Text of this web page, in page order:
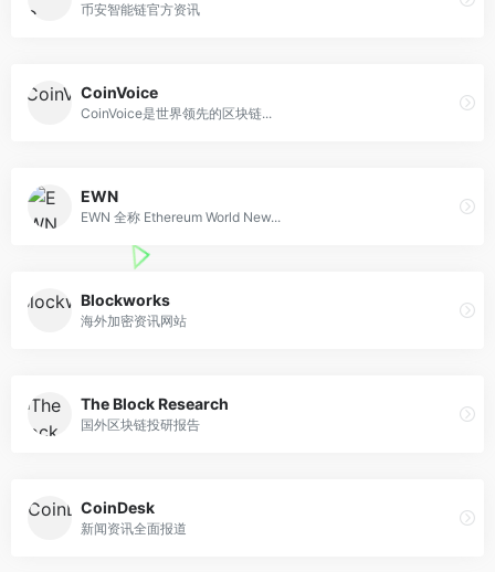
币安智能链官方资讯
CoinVoice
CoinVoice是世界领先的区块链...
EWN
EWN 全称 Ethereum World New...
Blockworks
海外加密资讯网站
The Block Research
国外区块链投研报告
CoinDesk
新闻资讯全面报道